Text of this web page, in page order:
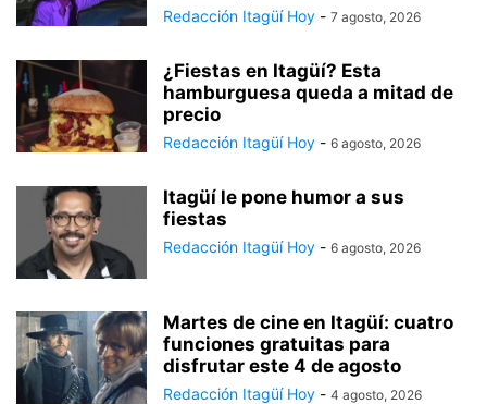
Redacción Itagüí Hoy - 7 agosto, 2026
¿Fiestas en Itagüí? Esta
hamburguesa queda a mitad de
precio
Redacción Itagüí Hoy - 6 agosto, 2026
Itagüí le pone humor a sus
fiestas
Redacción Itagüí Hoy - 6 agosto, 2026
Martes de cine en Itagüí: cuatro
funciones gratuitas para
disfrutar este 4 de agosto
Redacción Itagüí Hoy - 4 agosto, 2026